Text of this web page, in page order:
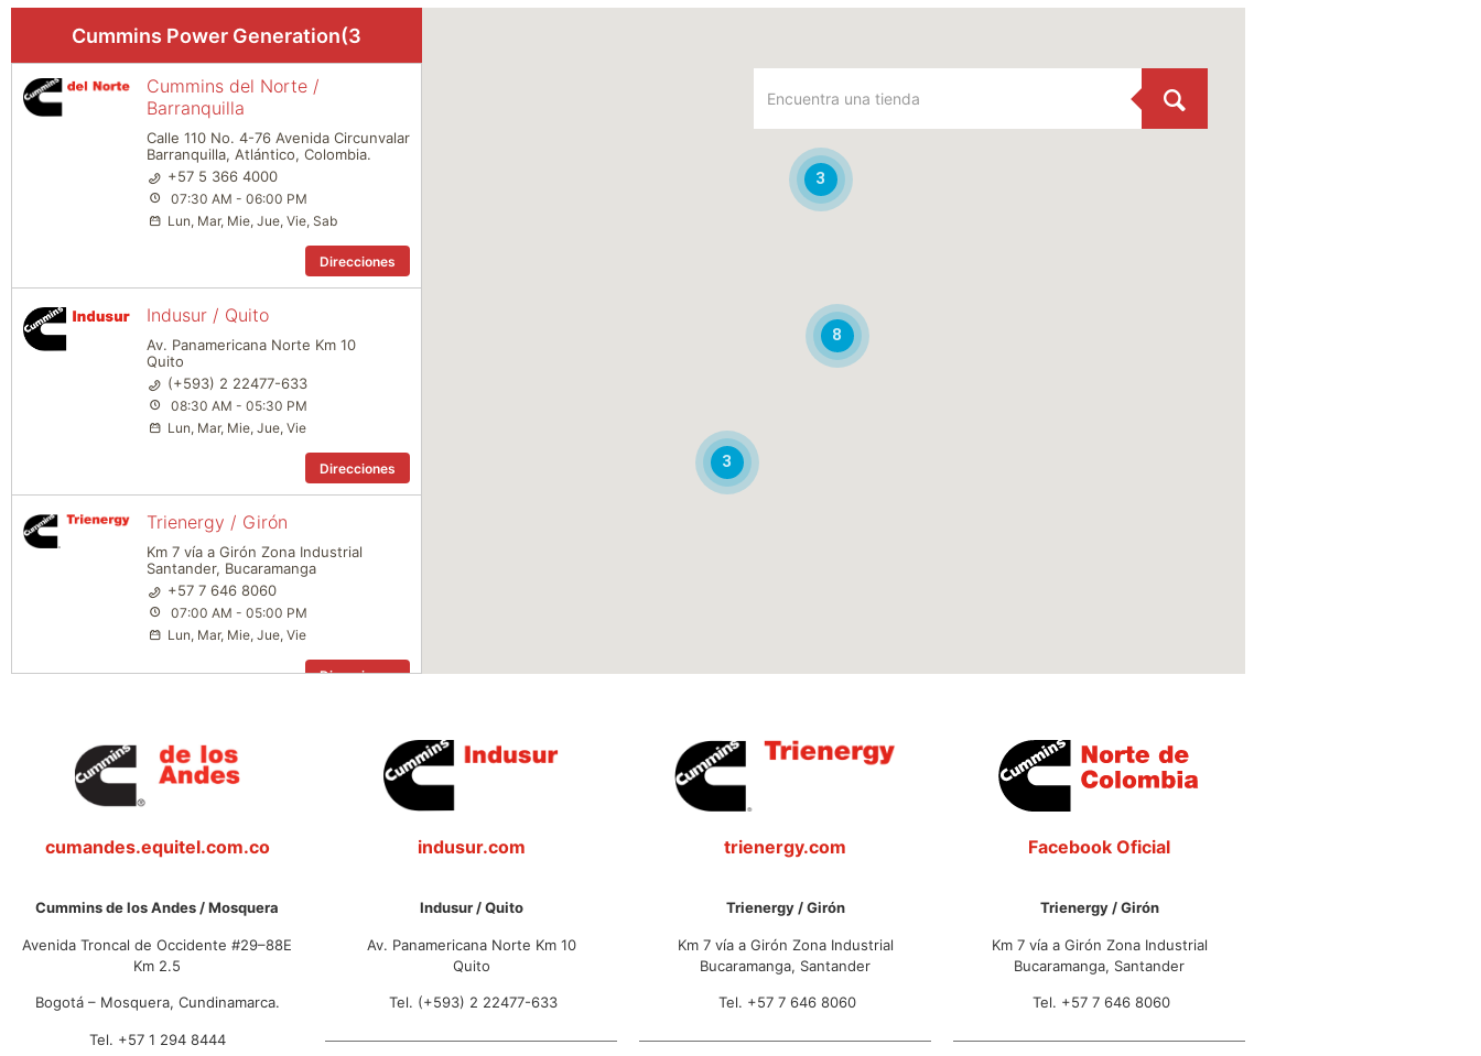
Cummins Power Generation 39
Cummins del Norte /
Barranquilla
Calle 110 No. 4-76 Avenida Circunvalar
Barranquilla, Atlántico, Colombia.
+57 5 366 4000
07:30 AM - 06:00 PM
Lun, Mar, Mie, Jue, Vie, Sab
Direcciones
Indusur / Quito
Av. Panamericana Norte Km 10
Quito
(+593) 2 22477-633
08:30 AM - 05:30 PM
Lun, Mar, Mie, Jue, Vie
Direcciones
Trienergy / Girón
Km 7 vía a Girón Zona Industrial
Santander, Bucaramanga
+57 7 646 8060
07:00 AM - 05:00 PM
Lun, Mar, Mie, Jue, Vie
Direcciones
Km 10.5 Vía Durán Yaguachi
Durán, Guayas
Lun, Mar, Mie, Jue, Vie
Trienergy / Funza
Km 7 autopista a Medellín. Celta Trade
Cundinamarca, Funza
07:00 AM - 05:00 PM
3
3
8
cumandes.equitel.com.co
Cummins de los Andes / Mosquera
Avenida Troncal de Occidente #29–88E
Km 2.5
Bogotá – Mosquera, Cundinamarca.
Tel. +57 1 294 8444
indusur.com
Indusur / Quito
Av. Panamericana Norte Km 10
Quito
Tel. (+593) 2 22477-633
trienergy.com
Trienergy / Girón
Km 7 vía a Girón Zona Industrial
Bucaramanga, Santander
Tel. +57 7 646 8060
Facebook Oficial
Trienergy / Girón
Km 7 vía a Girón Zona Industrial
Bucaramanga, Santander
Tel. +57 7 646 8060